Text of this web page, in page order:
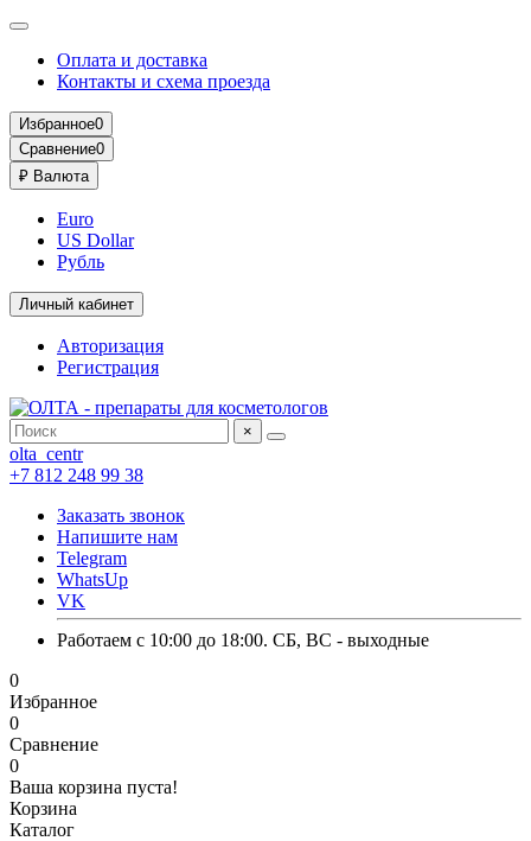
Оплата и доставка
Контакты и схема проезда
Избранное0
Сравнение0
₽ Валюта
Euro
US Dollar
Рубль
Личный кабинет
Авторизация
Регистрация
×
olta_centr
+7 812 248 99 38
Заказать звонок
Напишите нам
Telegram
WhatsUp
VK
Работаем с 10:00 до 18:00. СБ, ВС - выходные
0
Избранное
0
Сравнение
0
Ваша корзина пуста!
Корзина
Каталог